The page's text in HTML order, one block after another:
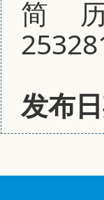
简
发布